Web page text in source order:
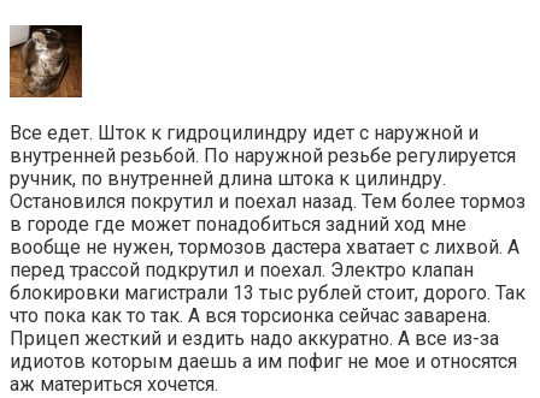
Все едет. Шток к гидроцилиндру идет с наружной и
внутренней резьбой. По наружной резьбе регулируется
ручник, по внутренней длина штока к цилиндру.
Остановился покрутил и поехал назад. Тем более тормоз
в городе где может понадобиться задний ход мне
вообще не нужен, тормозов дастера хватает с лихвой. А
перед трассой подкрутил и поехал. Электро клапан
блокировки магистрали 13 тыс рублей стоит, дорого. Так
что пока как то так. А вся торсионка сейчас заварена.
Прицеп жесткий и ездить надо аккуратно. А все из-за
идиотов которым даешь а им пофиг не мое и относятся
аж материться хочется.